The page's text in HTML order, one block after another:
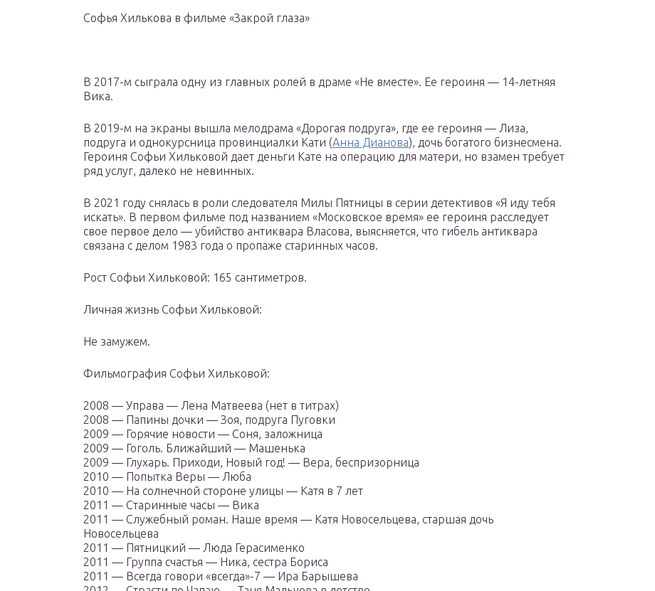
Софья Хилькова в фильме «Закрой глаза»
В 2017-м сыграла одну из главных ролей в драме «Не вместе». Ее героиня — 14-летняя
Вика.
В 2019-м на экраны вышла мелодрама «Дорогая подруга», где ее героиня — Лиза,
подруга и однокурсница провинциалки Кати (Анна Дианова), дочь богатого бизнесмена.
Героиня Софьи Хильковой дает деньги Кате на операцию для матери, но взамен требует
ряд услуг, далеко не невинных.
В 2021 году снялась в роли следователя Милы Пятницы в серии детективов «Я иду тебя
искать». В первом фильме под названием «Московское время» ее героиня расследует
свое первое дело — убийство антиквара Власова, выясняется, что гибель антиквара
связана с делом 1983 года о пропаже старинных часов.
Рост Софьи Хильковой: 165 сантиметров.
Личная жизнь Софьи Хильковой:
Не замужем.
Фильмография Софьи Хильковой:
2008 — Управа — Лена Матвеева (нет в титрах)
2008 — Папины дочки — Зоя, подруга Пуговки
2009 — Горячие новости — Соня, заложница
2009 — Гоголь. Ближайший — Машенька
2009 — Глухарь. Приходи, Новый год! — Вера, беспризорница
2010 — Попытка Веры — Люба
2010 — На солнечной стороне улицы — Катя в 7 лет
2011 — Старинные часы — Вика
2011 — Служебный роман. Наше время — Катя Новосельцева, старшая дочь
Новосельцева
2011 — Пятницкий — Люда Герасименко
2011 — Группа счастья — Ника, сестра Бориса
2011 — Всегда говори «всегда»-7 — Ира Барышева